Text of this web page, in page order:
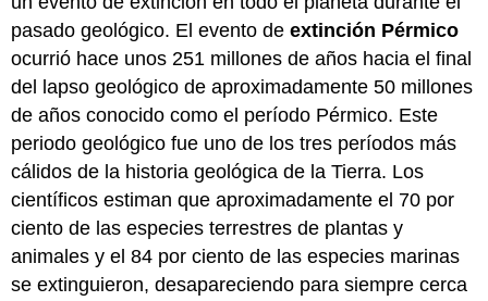
pasado geológico. El evento deextinción Pérmico
ocurrió hace unos 251 millones de años hacia el final
del lapso geológico de aproximadamente 50 millones
de años conocido como el período Pérmico. Este
periodo geológico fue uno de los tres períodos más
cálidos de la historia geológica de la Tierra. Los
científicos estiman que aproximadamente el 70 por
ciento de las especies terrestres de plantas y
animales y el 84 por ciento de las especies marinas
se extinguieron, desapareciendo para siempre cerca